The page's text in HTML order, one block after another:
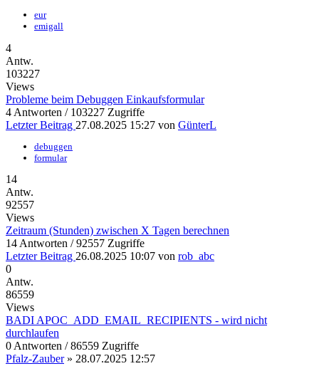
eur
emigall
4
Antw.
103227
Views
Probleme beim Debuggen Einkaufsformular
4 Antworten / 103227 Zugriffe
Letzter Beitrag 27.08.2025 15:27 von GünterL
debuggen
formular
14
Antw.
92557
Views
Zeitraum (Stunden) zwischen X Tagen berechnen
14 Antworten / 92557 Zugriffe
Letzter Beitrag 26.08.2025 10:07 von rob_abc
0
Antw.
86559
Views
BADI APOC_ADD_EMAIL_RECIPIENTS - wird nicht
durchlaufen
0 Antworten / 86559 Zugriffe
Pfalz-Zauber» 28.07.2025 12:57